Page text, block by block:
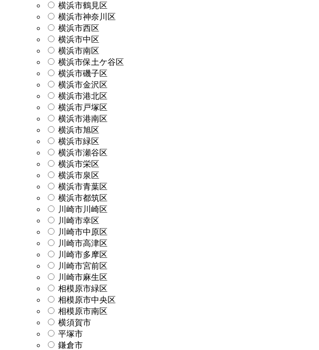
横浜市鶴見区
横浜市神奈川区
横浜市西区
横浜市中区
横浜市南区
横浜市保土ケ谷区
横浜市磯子区
横浜市金沢区
横浜市港北区
横浜市戸塚区
横浜市港南区
横浜市旭区
横浜市緑区
横浜市瀬谷区
横浜市栄区
横浜市泉区
横浜市青葉区
横浜市都筑区
川崎市川崎区
川崎市幸区
川崎市中原区
川崎市高津区
川崎市多摩区
川崎市宮前区
川崎市麻生区
相模原市緑区
相模原市中央区
相模原市南区
横須賀市
平塚市
鎌倉市